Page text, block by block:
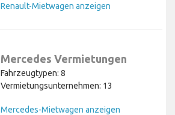
Renault-Mietwagen anzeigen
Mercedes Vermietungen
Fahrzeugtypen: 8
Vermietungsunternehmen: 13
Mercedes-Mietwagen anzeigen